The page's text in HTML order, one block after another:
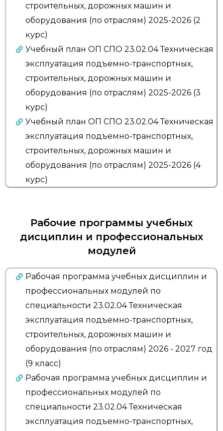
строительных, дорожных машин и
оборудования (по отраслям) 2025-2026 (2
курс)
Учебный план ОП СПО 23.02.04 Техническая
эксплуатация подъемно-транспортных,
строительных, дорожных машин и
оборудования (по отраслям) 2025-2026 (3
курс)
Учебный план ОП СПО 23.02.04 Техническая
эксплуатация подъемно-транспортных,
строительных, дорожных машин и
оборудования (по отраслям) 2025-2026 (4
курс)
Рабочие программы учебных
дисциплин и профессиональных
модулей
Рабочая программа учебных дисциплин и
профессиональных модулей по
специальности 23.02.04 Техническая
эксплуатация подъемно-транспортных,
строительных, дорожных машин и
оборудования (по отраслям) 2026 - 2027 год
(9 класс)
Рабочая программа учебных дисциплин и
профессиональных модулей по
специальности 23.02.04 Техническая
эксплуатация подъемно-транспортных,